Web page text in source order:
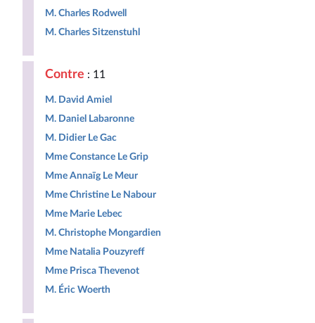
M. Charles Rodwell
M. Charles Sitzenstuhl
Contre : 11
M. David Amiel
M. Daniel Labaronne
M. Didier Le Gac
Mme Constance Le Grip
Mme Annaïg Le Meur
Mme Christine Le Nabour
Mme Marie Lebec
M. Christophe Mongardien
Mme Natalia Pouzyreff
Mme Prisca Thevenot
M. Éric Woerth